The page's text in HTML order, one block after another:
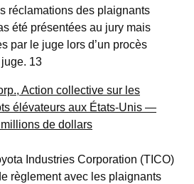
réclamations des plaignants
été présentées au jury mais
par le juge lors d’un procès
13
Action collective sur les
élévateurs aux États-Unis —
de dollars
Industries Corporation (TICO)
règlement avec les plaignants